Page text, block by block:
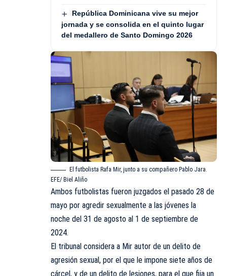
República Dominicana vive su mejor
jornada y se consolida en el quinto lugar
del medallero de Santo Domingo 2026
El futbolista Rafa Mir, junto a su compañero Pablo Jara.
EFE/ Biel Aliño
Ambos futbolistas fueron juzgados el pasado 28 de
mayo por agredir sexualmente a las jóvenes la
noche del 31 de agosto al 1 de septiembre de
2024.
El tribunal considera a Mir autor de un delito de
agresión sexual, por el que le impone siete años de
cárcel, y de un delito de lesiones, para el que fija un